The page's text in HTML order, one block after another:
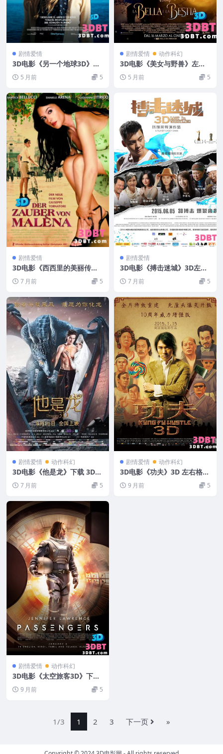
剧情爱情
3D电影《另一个地球3D》左
右分屏格式 网盘 下载
5 月前 5
剧情爱情 动作科幻
3D电影《美女与野兽》左右
格式 3D版电影 高清 网盘下
载 3DVR
5 月前 5
剧情爱情
3D电影《西西里的美丽传
说》3D 左右分屏格式 无删
减.官方中字 高清网盘下载
7 月前 5
剧情爱情
3D电影《搏击迷城》3D左右
格式 下载 高清蓝光百度网盘
下载7 月前 5
剧情爱情 动作科幻
3D电影《他是龙》下载 3D左
右格式 VR电影 网盘下载
7 月前 5
剧情爱情 动作科幻
3D电影《功夫》3D 左右格式
下载 功夫3D重映版中文字幕
超清4K网盘 下载
9 月前 5
剧情爱情 动作科幻
3D电影《太空旅客3D》下载
左右格式3D版 4K高清蓝光原
盘 网盘 下载
9 月前 5
1/3 1 2 3 下一页 »